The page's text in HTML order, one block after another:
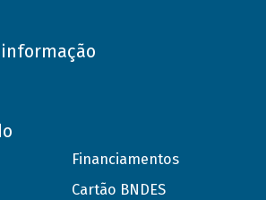
informação
Financiamentos
Cartão BNDES